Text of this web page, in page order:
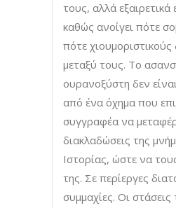
τους, αλλά
καθώς ανοίγει πότε
πότε χιουμοριστικούς
μεταξύ τους. Το
ουρανοξύστη δεν
από ένα όχημα που
συγγραφέα να
διακλαδώσεις της
Ιστορίας, ώστε να
της. Σε περίεργες
συμμαχίες. Οι